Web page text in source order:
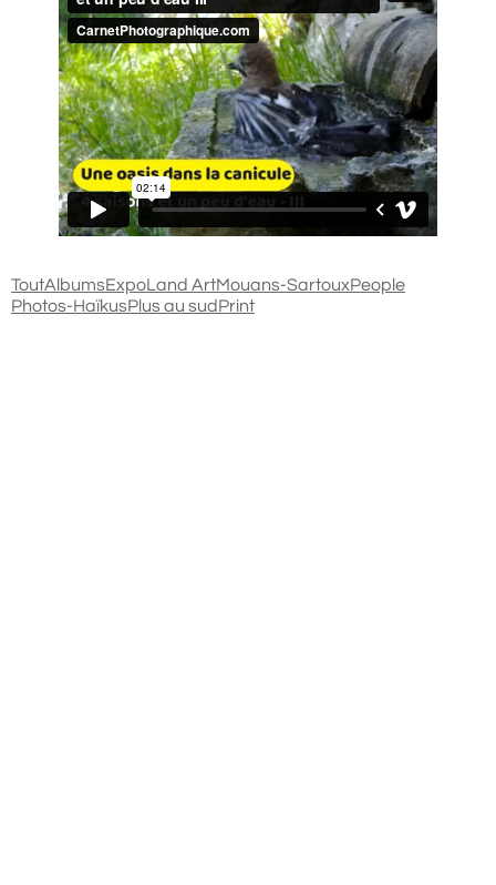
ToutAlbumsExpoLand ArtMouans-SartouxPeople
Photos-HaïkusPlus au sudPrint